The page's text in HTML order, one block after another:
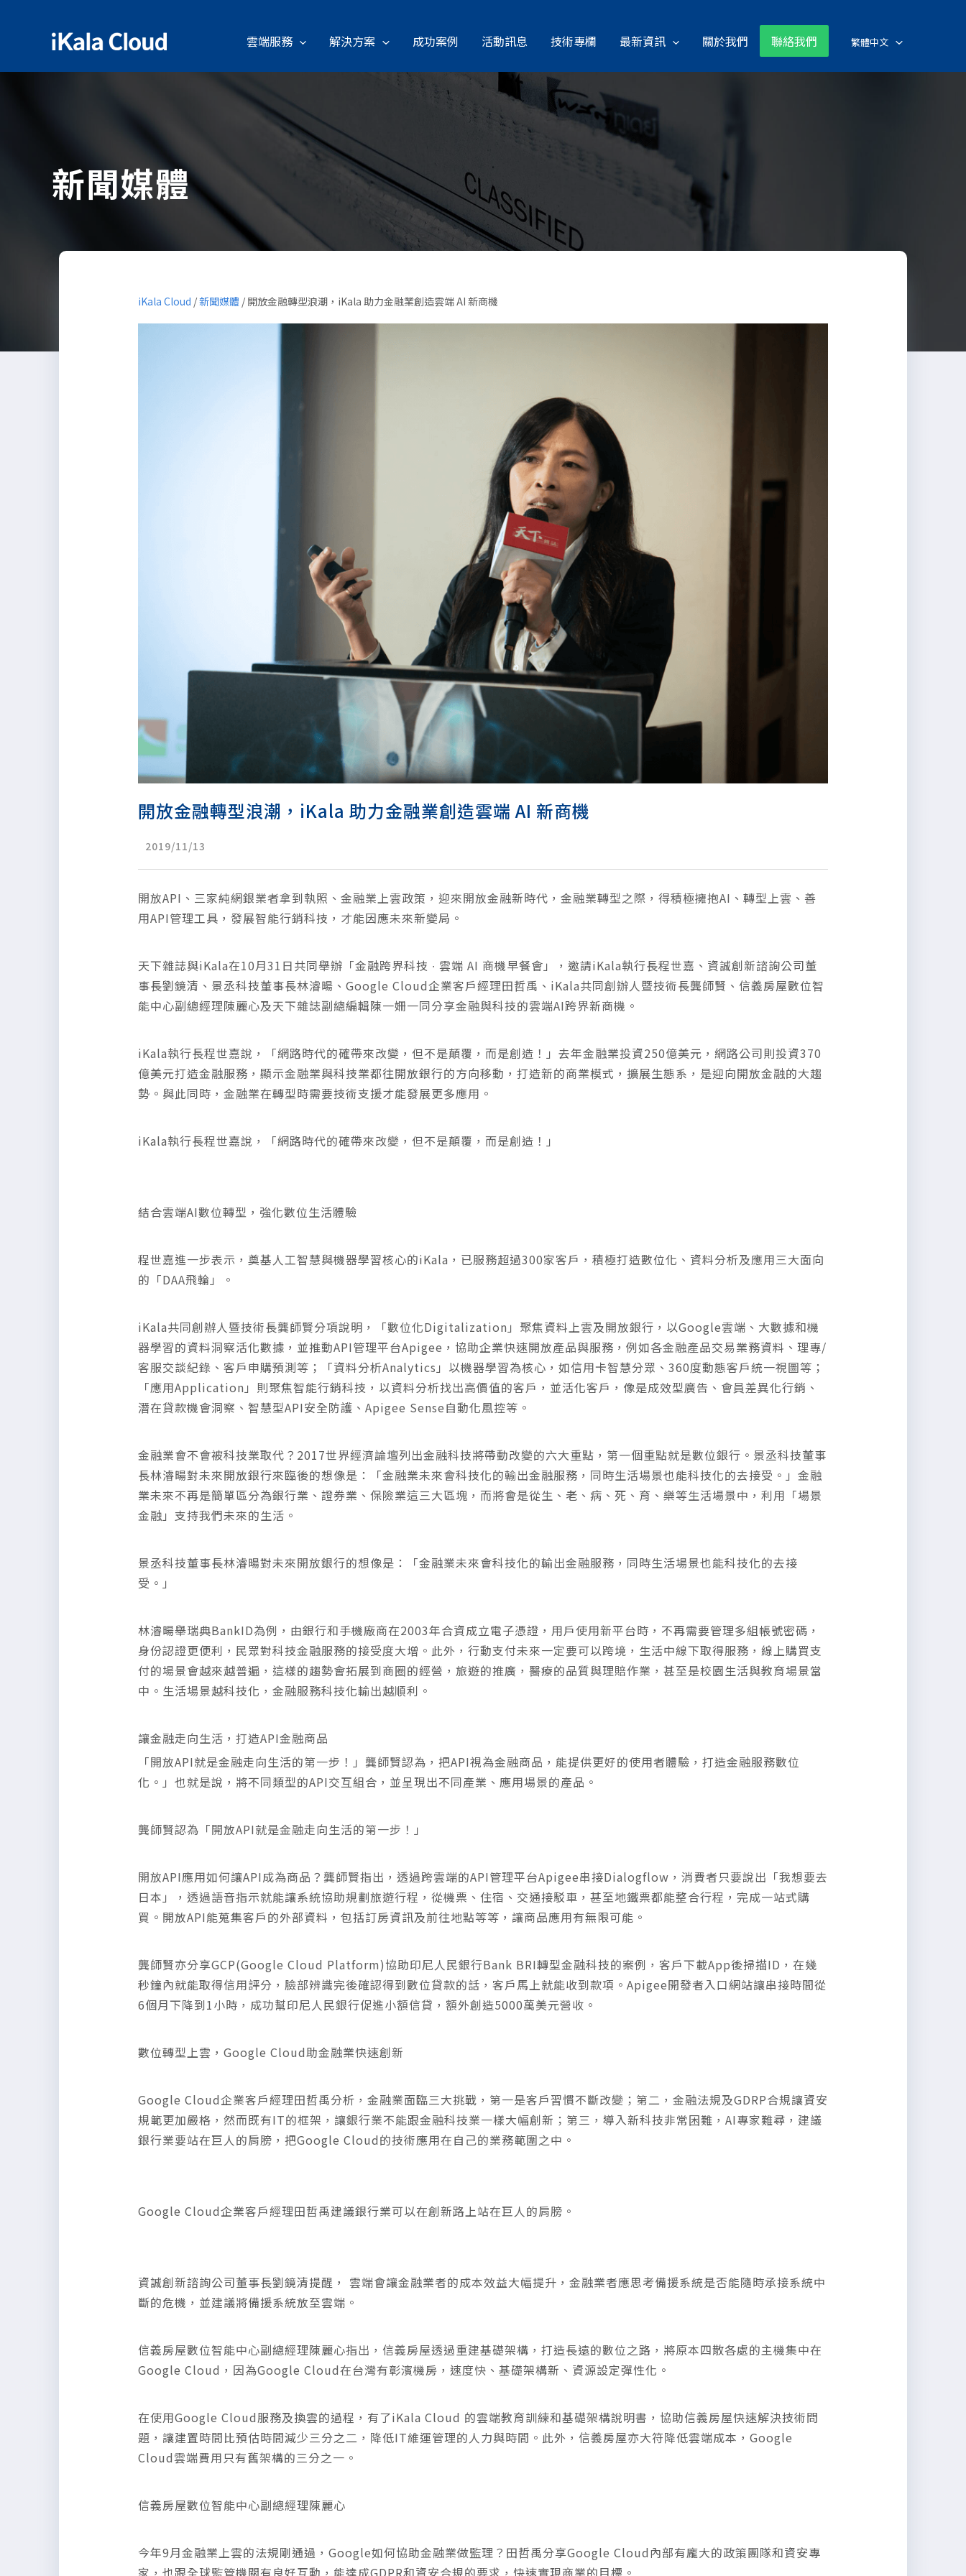
雲端服務 解決方案 成功案例 活動訊息 技術專欄 最新資訊 關於我們 聯絡我們 繁體中文
新聞媒體
iKala Cloud /新聞媒體 / 開放金融轉型浪潮，iKala 助力金融業創造雲端 AI 新商機
開放金融轉型浪潮，iKala 助力金融業創造雲端 AI 新商機
2019/11/13
開放API、三家純網銀業者拿到執照、金融業上雲政策，迎來開放金融新時代，金融業轉型之際，得積極擁抱AI、轉型上雲、善
用API管理工具，發展智能行銷科技，才能因應未來新變局。
天下雜誌與iKala在10月31日共同舉辦「金融跨界科技 ∙ 雲端 AI 商機早餐會」，邀請iKala執行長程世嘉、資誠創新諮詢公司董
事長劉鏡清、景丞科技董事長林濬暘、Google Cloud企業客戶經理田哲禹、iKala共同創辦人暨技術長龔師賢、信義房屋數位智
能中心副總經理陳麗心及天下雜誌副總編輯陳一姍一同分享金融與科技的雲端AI跨界新商機。
iKala執行長程世嘉說，「網路時代的確帶來改變，但不是顛覆，而是創造！」去年金融業投資250億美元，網路公司則投資370
億美元打造金融服務，顯示金融業與科技業都往開放銀行的方向移動，打造新的商業模式，擴展生態系，是迎向開放金融的大趨
勢。與此同時，金融業在轉型時需要技術支援才能發展更多應用。
iKala執行長程世嘉說，「網路時代的確帶來改變，但不是顛覆，而是創造！」
結合雲端AI數位轉型，強化數位生活體驗
程世嘉進一步表示，奠基人工智慧與機器學習核心的iKala，已服務超過300家客戶，積極打造數位化、資料分析及應用三大面向
的「DAA飛輪」。
iKala共同創辦人暨技術長龔師賢分項說明，「數位化Digitalization」聚焦資料上雲及開放銀行，以Google雲端、大數據和機
器學習的資料洞察活化數據，並推動API管理平台Apigee，協助企業快速開放產品與服務，例如各金融產品交易業務資料、理專/
客服交談紀錄、客戶申購預測等；「資料分析Analytics」以機器學習為核心，如信用卡智慧分眾、360度動態客戶統一視圖等；
「應用Application」則聚焦智能行銷科技，以資料分析找出高價值的客戶，並活化客戶，像是成效型廣告、會員差異化行銷、
潛在貸款機會洞察、智慧型API安全防護、Apigee Sense自動化風控等。
金融業會不會被科技業取代？2017世界經濟論壇列出金融科技將帶動改變的六大重點，第一個重點就是數位銀行。景丞科技董事
長林濬暘對未來開放銀行來臨後的想像是：「金融業未來會科技化的輸出金融服務，同時生活場景也能科技化的去接受。」金融
業未來不再是簡單區分為銀行業、證券業、保險業這三大區塊，而將會是從生、老、病、死、育、樂等生活場景中，利用「場景
金融」支持我們未來的生活。
景丞科技董事長林濬暘對未來開放銀行的想像是：「金融業未來會科技化的輸出金融服務，同時生活場景也能科技化的去接
受。」
林濬暘舉瑞典BankID為例，由銀行和手機廠商在2003年合資成立電子憑證，用戶使用新平台時，不再需要管理多組帳號密碼，
身份認證更便利，民眾對科技金融服務的接受度大增。此外，行動支付未來一定要可以跨境，生活中線下取得服務，線上購買支
付的場景會越來越普遍，這樣的趨勢會拓展到商圈的經營，旅遊的推廣，醫療的品質與理賠作業，甚至是校園生活與教育場景當
中。生活場景越科技化，金融服務科技化輸出越順利。
讓金融走向生活，打造API金融商品
「開放API就是金融走向生活的第一步！」龔師賢認為，把API視為金融商品，能提供更好的使用者體驗，打造金融服務數位
化。」也就是說，將不同類型的API交互組合，並呈現出不同產業、應用場景的產品。
龔師賢認為「開放API就是金融走向生活的第一步！」
開放API應用如何讓API成為商品？龔師賢指出，透過跨雲端的API管理平台Apigee串接Dialogflow，消費者只要說出「我想要去
日本」，透過語音指示就能讓系統協助規劃旅遊行程，從機票、住宿、交通接駁車，甚至地鐵票都能整合行程，完成一站式購
買。開放API能蒐集客戶的外部資料，包括訂房資訊及前往地點等等，讓商品應用有無限可能。
龔師賢亦分享GCP(Google Cloud Platform)協助印尼人民銀行Bank BRI轉型金融科技的案例，客戶下載App後掃描ID，在幾
秒鐘內就能取得信用評分，臉部辨識完後確認得到數位貸款的話，客戶馬上就能收到款項。Apigee開發者入口網站讓串接時間從
6個月下降到1小時，成功幫印尼人民銀行促進小額信貸，額外創造5000萬美元營收。
數位轉型上雲，Google Cloud助金融業快速創新
Google Cloud企業客戶經理田哲禹分析，金融業面臨三大挑戰，第一是客戶習慣不斷改變；第二，金融法規及GDRP合規讓資安
規範更加嚴格，然而既有IT的框架，讓銀行業不能跟金融科技業一樣大幅創新；第三，導入新科技非常困難，AI專家難尋，建議
銀行業要站在巨人的肩膀，把Google Cloud的技術應用在自己的業務範圍之中。
Google Cloud企業客戶經理田哲禹建議銀行業可以在創新路上站在巨人的肩膀。
資誠創新諮詢公司董事長劉鏡清提醒， 雲端會讓金融業者的成本效益大幅提升，金融業者應思考備援系統是否能隨時承接系統中
斷的危機，並建議將備援系統放至雲端。
信義房屋數位智能中心副總經理陳麗心指出，信義房屋透過重建基礎架構，打造長遠的數位之路，將原本四散各處的主機集中在
Google Cloud，因為Google Cloud在台灣有彰濱機房，速度快、基礎架構新、資源設定彈性化。
在使用Google Cloud服務及換雲的過程，有了iKala Cloud 的雲端教育訓練和基礎架構說明書，協助信義房屋快速解決技術問
題，讓建置時間比預估時間減少三分之二，降低IT維運管理的人力與時間。此外，信義房屋亦大符降低雲端成本，Google
Cloud雲端費用只有舊架構的三分之一。
信義房屋數位智能中心副總經理陳麗心
今年9月金融業上雲的法規剛通過，Google如何協助金融業做監理？田哲禹分享Google Cloud內部有龐大的政策團隊和資安專